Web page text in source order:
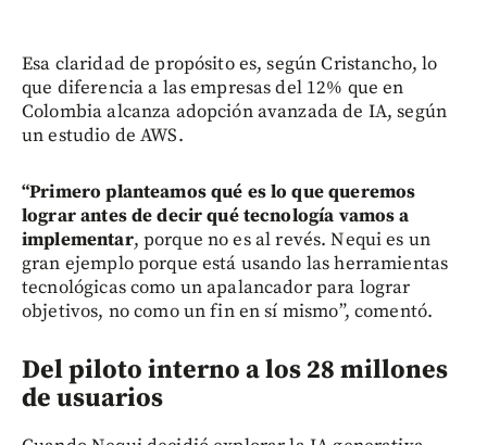
Esa claridad de propósito es, según Cristancho, lo
que diferencia a las empresas del 12% que en
Colombia alcanza adopción avanzada de IA, según
un estudio de AWS.
“Primero planteamos qué es lo que queremos
lograr antes de decir qué tecnología vamos a
implementar, porque no es al revés. Nequi es un
gran ejemplo porque está usando las herramientas
tecnológicas como un apalancador para lograr
objetivos, no como un fin en sí mismo”, comentó.
Del piloto interno a los 28 millones
de usuarios